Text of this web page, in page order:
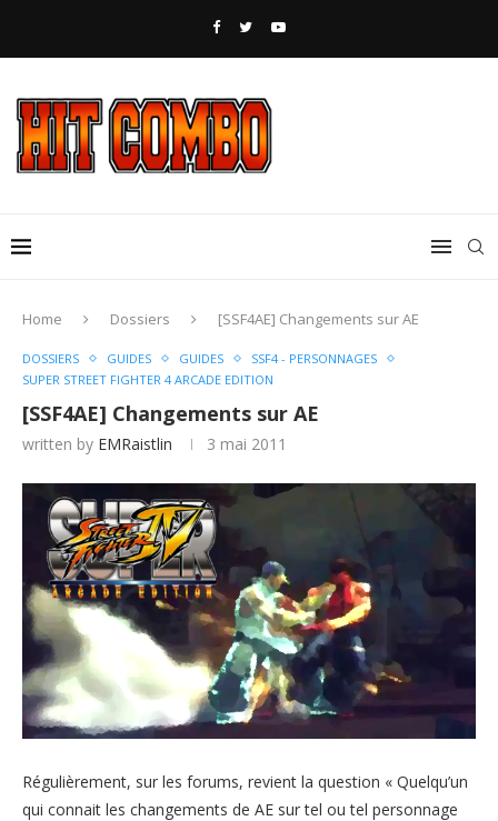
Home Dossiers [SSF4AE] Changements sur AE
DOSSIERS GUIDES GUIDES
SSF4 - PERSONNAGES
SUPER STREET FIGHTER 4 ARCADE EDITION
[SSF4AE] Changements sur AE
written by EMRaistlin 3 mai 2011
Régulièrement, sur les forums, revient la question « Quelqu’un
qui connait les changements de AE sur tel ou tel personnage